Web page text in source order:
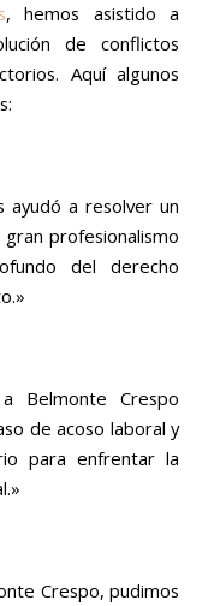
, hemos asistido a
de conflictos
Aquí algunos
ayudó a resolver un
profesionalismo
del derecho
a Belmonte Crespo
de acoso laboral y
para enfrentar la
Crespo, pudimos